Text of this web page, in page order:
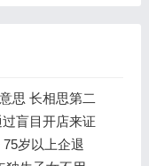
思 长相思第二
盲目开店来证
岁以上企退